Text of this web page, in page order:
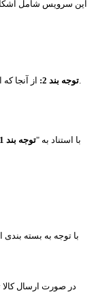
توجه بند 2
:
- با استناد به "توجه بند 1